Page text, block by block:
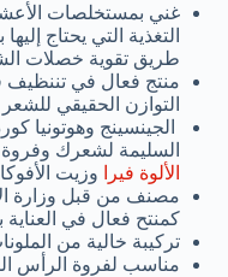
غني بمستخلصات
التغذية التي يحتاج
طريق تقوية خصلات
منتج فعال في
التوازن الحقيقي
الجينسينج وهوتونيا
السليمة لشعرك
الألوة فيرا
وزيت
مصنف من قبل وزارة
كمنتح فعال في
تركيبة خالية من
مناسب لفروة الرأس